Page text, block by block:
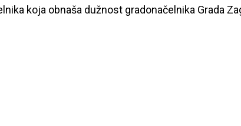
koja obnaša dužnost gradonačelnika Grada